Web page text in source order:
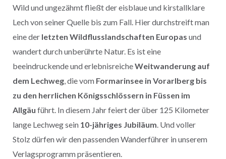
Wild und ungezähmt fließt der eisblaue und kirstallklare
Lech von seiner Quelle bis zum Fall. Hier durchstreift man
eine der letzten Wildflusslandschaften Europas und
wandert durch unberührte Natur. Es ist eine
beeindruckende und erlebnisreicheWeitwanderung auf
dem Lechweg , die vom Formarinsee in Vorarlberg bis
zu den herrlichen Königsschlössern in Füssen im
Allgäu führt. In diesem Jahr feiert der über 125 Kilometer
lange Lechweg sein 10-jähriges Jubiläum . Und voller
Stolz dürfen wir den passenden Wanderführer in unserem
Verlagsprogramm präsentieren.